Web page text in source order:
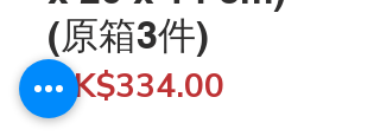
(原箱3件)
HK$334.00